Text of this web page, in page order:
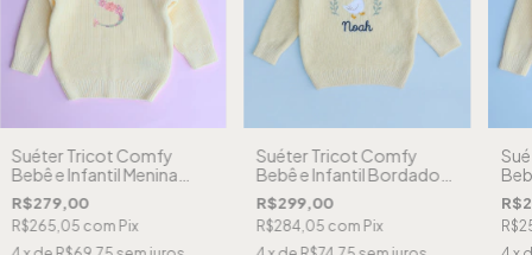
Suéter Tricot Comfy
Bebê e Infantil Menina
Bordado Inicial Floral
Personalizado - Amarelo
Manteiga
R$279,00
R$265,05 com Pix
Suéter Tricot Comfy
Bebê e Infantil Bordado
Ganso Personalizado
Menino - Amarelo
Manteiga
R$299,00
R$284,05 com Pix